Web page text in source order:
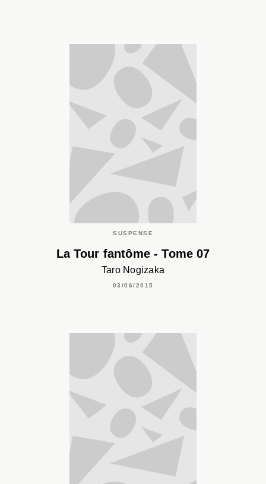
SUSPENSE
La Tour fantôme - Tome 07
Taro Nogizaka
03/06/2015